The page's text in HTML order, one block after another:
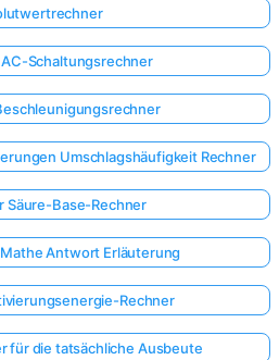
Schaltungsrechner
Umschlagshäufigkeit Rechner
Säure-Base-Rechner
Antwort Erläuterung
Rechner
für die tatsächliche Ausbeute